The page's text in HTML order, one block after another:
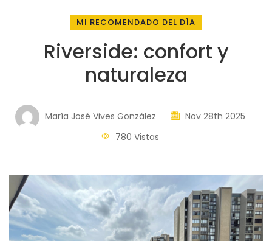
MI RECOMENDADO DEL DÍA
Riverside: confort y
naturaleza
María José Vives González
Nov 28th 2025
780 Vistas